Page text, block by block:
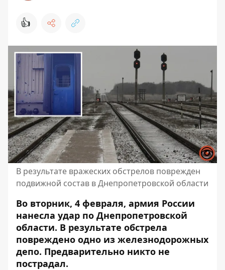
👍
В результате вражеских обстрелов поврежден
подвижной состав в Днепропетровской области
Во вторник, 4 февраля, армия России
нанесла удар по Днепропетровской
области. В результате обстрела
повреждено одно из железнодорожных
депо. Предварительно никто не
пострадал.